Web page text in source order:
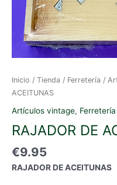
Inicio / Tienda / Ferretería /
ACEITUNAS
Artículos vintage, Ferretería
RAJADOR DE
€9.95
RAJADOR DE ACEITUNAS